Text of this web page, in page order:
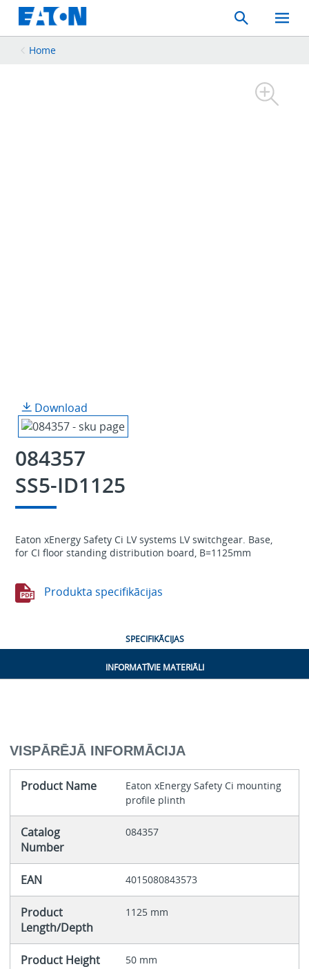
Search
Toggle
Mobile
Home
Download
084357
SS5-ID1125
Eaton xEnergy Safety Ci LV systems LV switchgear. Base,
for CI floor standing distribution board, B=1125mm
Produkta specifikācijas
SPECIFIKĀCIJAS
INFORMATĪVIE MATERIĀLI
VISPĀRĒJĀ INFORMĀCIJA
Product Name
Eaton xEnergy Safety Ci mounting
profile plinth
Catalog
Number
084357
EAN 4015080843573
Product
Length/Depth
1125 mm
Product Height 50 mm